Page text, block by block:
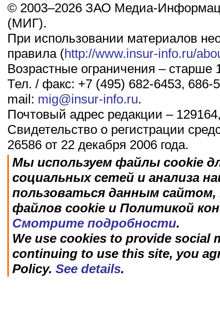
© 2003–2026 ЗАО Медиа-
(МИГ).
При использовании материалов
правила (http://www.insur-info.ru/
Возрастные ограничения – старше
Тел. / факс: +7 (495) 682-6453, 686-
mail: mig@insur-info.ru.
Почтовый адрес редакции –
Свидетельство о регистрации
26586 от 22 декабря 2006 года.
Мы используем файлы cookie
социальных сетей и анализа
пользоваться данным
файлов cookie и Политикой
Смотрите подробности.
We use cookies to provide social
continuing to use this site, you
Policy. See details.